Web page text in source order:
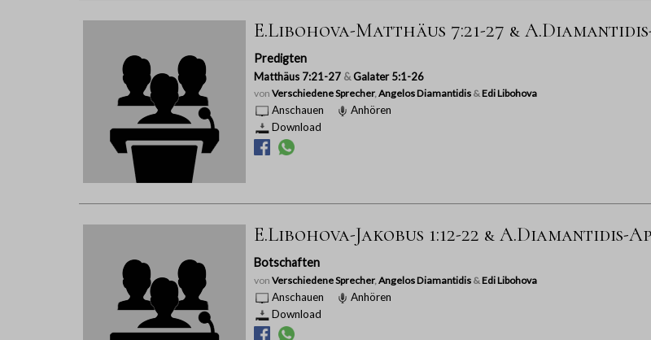
E.Libohova-Matthäus 7:21-27 &
Predigten
Matthäus 7:21-27 &Galater 5:1-26
von Verschiedene Sprecher,Angelos Diamantidis &Edi Libohova
Anschauen
Anhören
Download
E.Libohova-Jakobus 1:12-22 & A.Diamantidis-
Botschaften
von Verschiedene Sprecher,Angelos Diamantidis &Edi Libohova
Anschauen
Anhören
Download